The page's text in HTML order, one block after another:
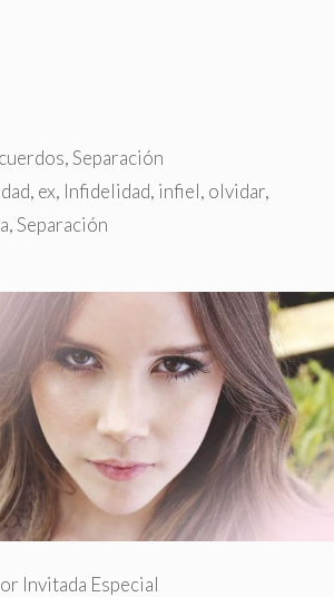
,Separación
, ex, Infidelidad, infiel, olvidar,
,Separación
Invitada Especial